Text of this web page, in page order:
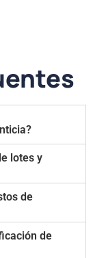
lotes y
de
de